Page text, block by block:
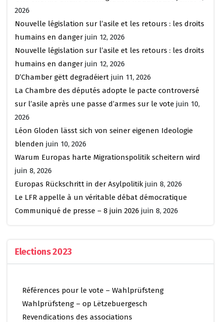
2026
Nouvelle législation sur l’asile et les retours : les droits
humains en danger juin 12, 2026
Nouvelle législation sur l’asile et les retours : les droits
humains en danger juin 12, 2026
D’Chamber gëtt degradéiert juin 11, 2026
La Chambre des députés adopte le pacte controversé
sur l’asile après une passe d’armes sur le vote juin 10,
2026
Léon Gloden lässt sich von seiner eigenen Ideologie
blenden juin 10, 2026
Warum Europas harte Migrationspolitik scheitern wird
juin 8, 2026
Europas Rückschritt in der Asylpolitik juin 8, 2026
Le LFR appelle à un véritable débat démocratique
Communiqué de presse – 8 juin 2026 juin 8, 2026
Elections 2023
Références pour le vote – Wahlprüfsteng
Wahlprüfsteng – op Lëtzebuergesch
Revendications des associations